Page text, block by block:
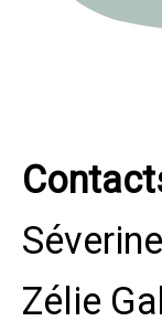
Zélie